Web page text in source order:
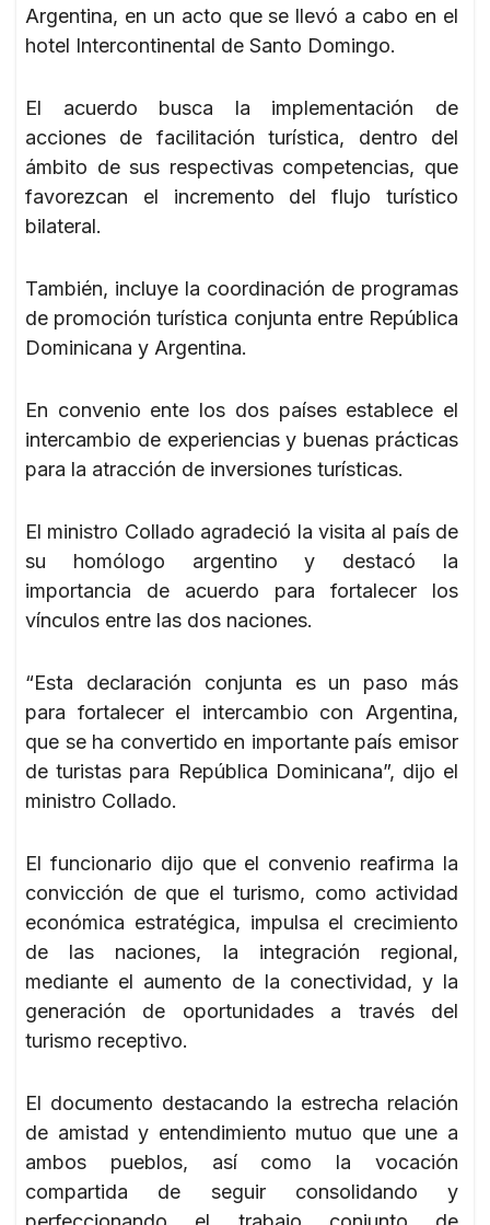
Argentina, en un acto que se llevó a cabo en el
hotel Intercontinental de Santo Domingo.
El acuerdo busca la implementación de
acciones de facilitación turística, dentro del
ámbito de sus respectivas competencias, que
favorezcan el incremento del flujo turístico
bilateral.
También, incluye la coordinación de programas
de promoción turística conjunta entre República
Dominicana y Argentina.
En convenio ente los dos países establece el
intercambio de experiencias y buenas prácticas
para la atracción de inversiones turísticas.
El ministro Collado agradeció la visita al país de
su homólogo argentino y destacó la
importancia de acuerdo para fortalecer los
vínculos entre las dos naciones.
“Esta declaración conjunta es un paso más
para fortalecer el intercambio con Argentina,
que se ha convertido en importante país emisor
de turistas para República Dominicana”, dijo el
ministro Collado.
El funcionario dijo que el convenio reafirma la
convicción de que el turismo, como actividad
económica estratégica, impulsa el crecimiento
de las naciones, la integración regional,
mediante el aumento de la conectividad, y la
generación de oportunidades a través del
turismo receptivo.
El documento destacando la estrecha relación
de amistad y entendimiento mutuo que une a
ambos pueblos, así como la vocación
compartida de seguir consolidando y